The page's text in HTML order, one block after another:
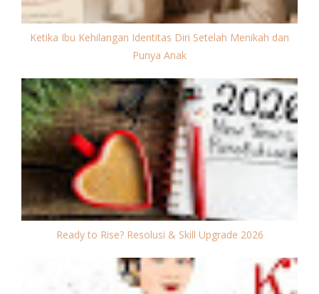
Ketika Ibu Kehilangan Identitas Diri Setelah Menikah dan
Punya Anak
Ready to Rise? Resolusi & Skill Upgrade 2026